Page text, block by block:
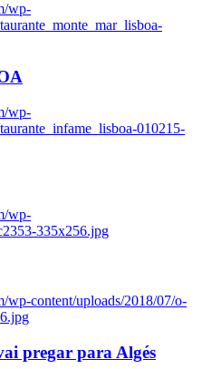
wp-
wp-
010215-
wp-
335x256.jpg
wp-content/uploads/2018/07/o-
pregar para Algés